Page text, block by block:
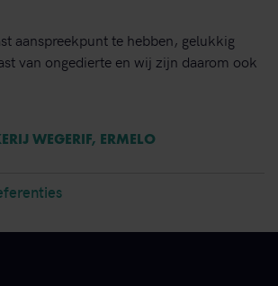
aanspreekpunt te hebben, gelukkig
van ongedierte en wij zijn daarom ook
WEGERIF, ERMELO